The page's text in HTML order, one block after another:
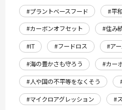
#プラントベースフード
#平
#カーボンオフセット
#住み
#IT
#フードロス
#ア
#海の豊かさも守ろう
#カー
#人や国の不平等をなくそう
#マイクロアグレッション
#